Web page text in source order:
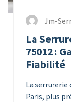
Jm-
La
75012 :
Fiabilité
La serrurerie
Paris, plus